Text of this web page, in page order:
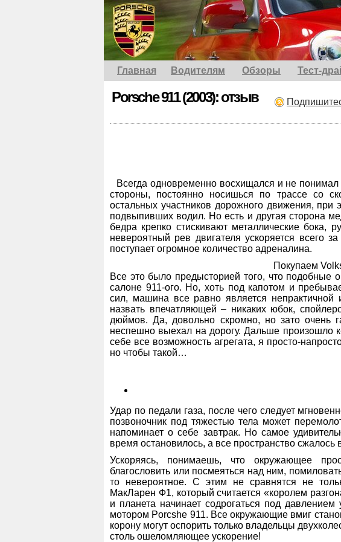
Главная Водителям Обзоры Тест-
Porsche 911 (2003): отзыв
Всегда одновременно восхищался и не
стороны, постоянно носишься по трассе со
остальных участников дорожного движения,
подвыпивших водил. Но есть и другая сторона
бедра крепко стискивают металлические бока,
невероятный рев двигателя ускоряется всего
поступает огромное количество адреналина.
Покупаем
Все это было предысторией того, что
салоне 911-ого. Но, хоть под капотом и
сил, машина все равно является
назвать впечатляющей – никаких юбок,
дюймов. Да, довольно скромно, но зато очень
неспешно выехал на дорогу. Дальше произошло
себе все возможность агрегата, я просто-
но чтобы такой…
Удар по педали газа, после чего следует
позвоночник под тяжестью тела может
напоминает о себе завтрак. Но самое
время остановилось, а все пространство сжалось
Ускоряясь, понимаешь, что окружающее
благословить или посмеяться над ним,
то невероятное. С этим не сравнятся не
МакЛарен Ф1, который считается «королем
и планета начинает содрогаться под
мотором Porcshe 911. Все окружающие вмиг
корону могут оспорить только владельцы
столь ошеломляющее ускорение!